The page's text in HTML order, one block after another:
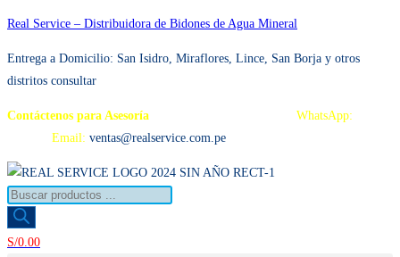
Ir
al
contenido
Real Service – Distribuidora de Bidones de Agua Mineral
Entrega a Domicilio: San Isidro, Miraflores, Lince, San Borja y otros
consultar
Contáctenos para Asesoría WhatsApp:
Email:ventas@realservice.com.pe
Búsqueda
de
productos
S/0.00